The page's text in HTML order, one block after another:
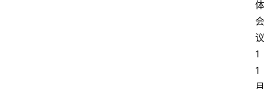
体
会
议
1
1
月